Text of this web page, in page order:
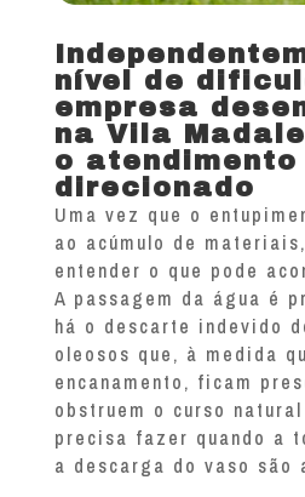
nível de
empresa
na Vila
o atendimento
direcionado
Uma vez que o
ao acúmulo de
entender o que pode
A passagem da água é
há o descarte indevido
oleosos que, à medida
encanamento, ficam
obstruem o curso
precisa fazer quando a
a descarga do vaso são